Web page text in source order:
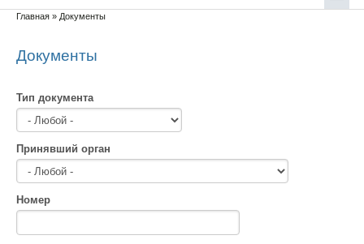
Вы здесь
Главная » Документы
Документы
Тип документа
Принявший орган
Номер